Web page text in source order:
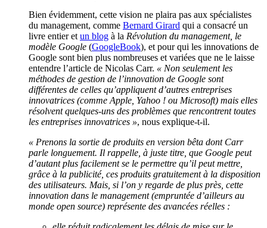
Bien évidemment, cette vision ne plaira pas aux spécialistes
du management, comme Bernard Girard qui a consacré un
livre entier et un blog à la Révolution du management, le
modèle Google (GoogleBook), et pour qui les innovations de
Google sont bien plus nombreuses et variées que ne le laisse
entendre l’article de Nicolas Carr. « Non seulement les
méthodes de gestion de l’innovation de Google sont
différentes de celles qu’appliquent d’autres entreprises
innovatrices (comme Apple, Yahoo ! ou Microsoft) mais elles
résolvent quelques-uns des problèmes que rencontrent toutes
les entreprises innovatrices », nous explique-t-il.
« Prenons la sortie de produits en version bêta dont Carr
parle longuement. Il rappelle, à juste titre, que Google peut
d’autant plus facilement se le permettre qu’il peut mettre,
grâce à la publicité, ces produits gratuitement à la disposition
des utilisateurs. Mais, si l’on y regarde de plus près, cette
innovation dans le management (empruntée d’ailleurs au
monde open source) représente des avancées réelles :